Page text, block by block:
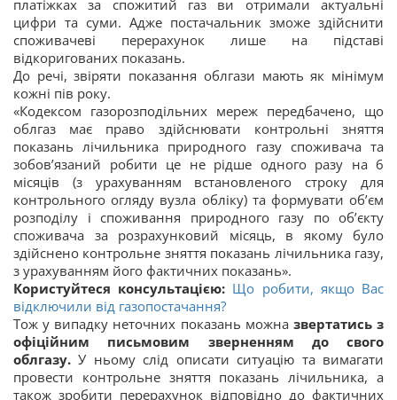
платіжках за спожитий газ ви отримали актуальні
цифри та суми. Адже постачальник зможе здійснити
споживачеві перерахунок лише на підставі
відкоригованих показань.
До речі, звіряти показання облгази мають як мінімум
кожні пів року.
«Кодексом газорозподільних мереж передбачено, що
облгаз має право здійснювати контрольні зняття
показань лічильника природного газу споживача та
зобов’язаний робити це не рідше одного разу на 6
місяців (з урахуванням встановленого строку для
контрольного огляду вузла обліку) та формувати об’єм
розподілу і споживання природного газу по об’єкту
споживача за розрахунковий місяць, в якому було
здійснено контрольне зняття показань лічильника газу,
з урахуванням його фактичних показань».
Користуйтеся консультацією: Що робити, якщо Вас
відключили від газопостачання?
Тож у випадку неточних показань можна звертатись з
офіційним письмовим зверненням до свого
облгазу. У ньому слід описати ситуацію та вимагати
провести контрольне зняття показань лічильника, а
також зробити перерахунок відповідно до фактичних